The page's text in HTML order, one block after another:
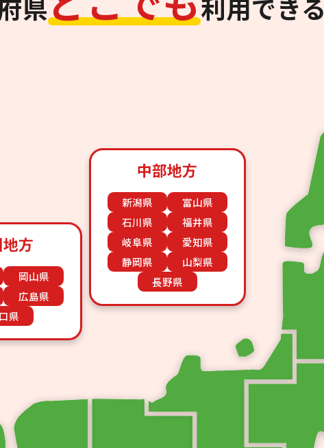
県 利用できる
中部地方
新潟県
富山県
石川県
福井県
岐阜県
愛知県
静岡県
山梨県
長野県
方
岡山県
広島県
県